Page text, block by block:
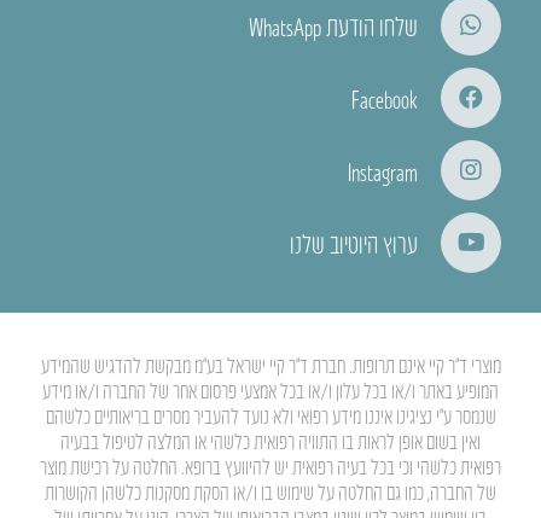
שלחו הודעת WhatsApp
Facebook
Instagram
ערוץ היוטיוב שלנו
מוצרי ד”ר קיי אינם תרופות. חברת ד”ר קיי ישראל בע”מ מבקשת להדגיש שהמידע
המופיע באתר ו/או בכל עלון ו/או בכל אמצעי פרסום אחר של החברה ו/או מידע
שנמסר ע”י נציגינו איננו מידע רפואי ולא נועד להעביר מסרים בריאותיים כלשהם
ואין בשום אופן לראות בו התוויה רפואית כלשהי או המלצה לטיפול בבעיה
רפואית כלשהי וכי בכל בעיה רפואית יש להיוועץ ברופא. החלטה על רכישת מוצר
של החברה, כמו גם החלטה על שימוש בו ו/או הסקת מסקנות כלשהן הקושרות